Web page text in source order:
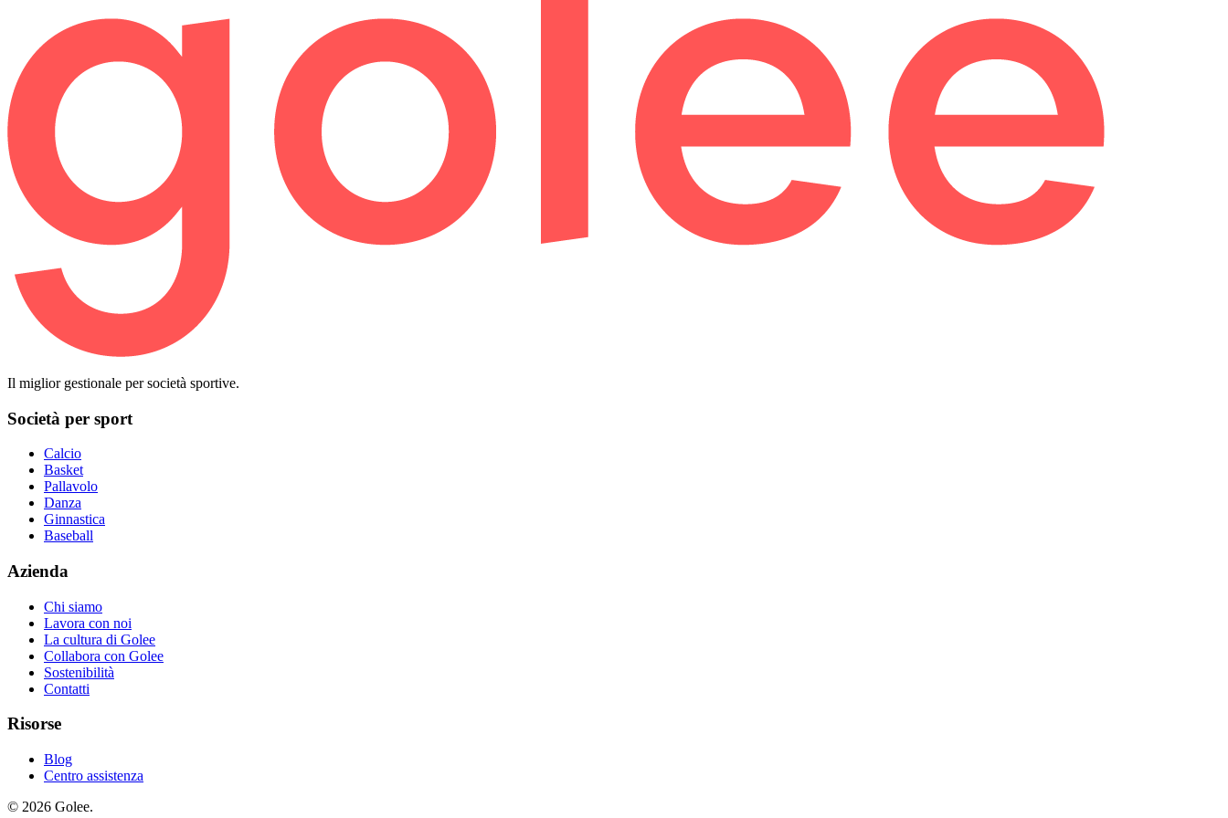
Il miglior gestionale per società sportive.
Società per sport
Calcio
Basket
Pallavolo
Danza
Ginnastica
Baseball
Azienda
Chi siamo
Lavora con noi
La cultura di Golee
Collabora con Golee
Sostenibilità
Contatti
Risorse
Blog
Centro assistenza
© 2026 Golee.